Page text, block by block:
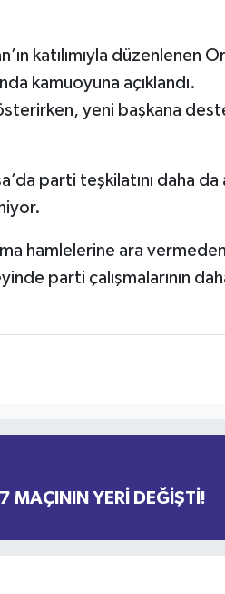
katılımıyla düzenlenen
kamuoyuna açıklandı.
yeni başkana
parti teşkilatını daha
hamlelerine ara vermeden
parti çalışmalarının
MAÇININ YERİ DEĞİŞTİ!